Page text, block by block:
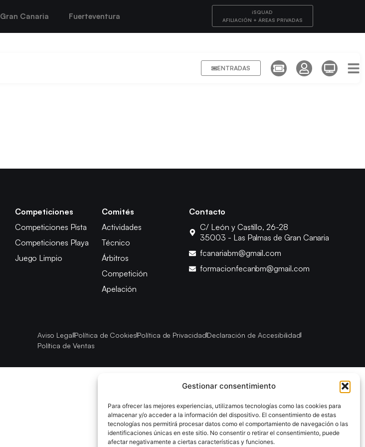
Gestionar consentimiento
Para ofrecer las mejores experiencias, utilizamos tecnologías como las cookies para
almacenar y/o acceder a la información del dispositivo. El consentimiento de estas
tecnologías nos permitirá procesar datos como el comportamiento de navegación o las
identificaciones únicas en este sitio. No consentir o retirar el consentimiento, puede
afectar negativamente a ciertas características y funciones.
Gran Canaria Fuerteventura
iSQUAD
AFILIACIÓN + ÁREAS PRIVADAS
ENTRADAS
Competiciones
Competiciones Pista
Competiciones Playa
Juego Limpio
Comités
Actividades
Técnico
Árbitros
Competición
Apelación
Contacto
C/ León y Castillo, 26-28
35003 - Las Palmas de Gran Canaria
fcanariabm@gmail.com
formacionfecanbm@gmail.com
Aviso LegalPolítica de CookiesPolítica de PrivacidadDeclaración de Accesibilidad
Política de Ventas